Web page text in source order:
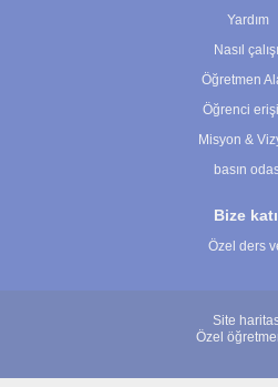
Yardım
Nasıl
Öğretmen
Öğrenci
Misyon &
basın
Bize
Özel ders
Site
Özel